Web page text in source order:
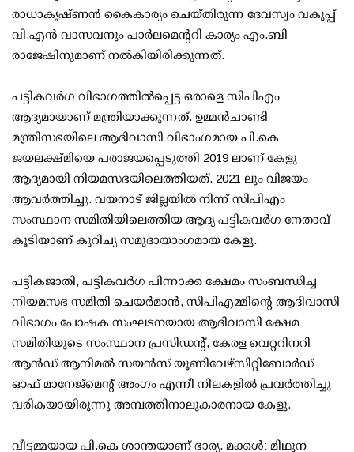
രാധാകൃഷ്ണന്‍ കൈകാര്യം ചെയ്തിരുന്ന ദേവസ്വം വകുപ്പ്
വി.എന്‍ വാസവനും പാര്‍ലമെന്ററി കാര്യം എം.ബി
രാജേഷിനുമാണ് നല്‍കിയിരിക്കുന്നത്.
പട്ടികവര്‍ഗ വിഭാഗത്തില്‍പ്പെട്ട ഒരാളെ സിപിഎം
ആദ്യമായാണ് മന്ത്രിയാക്കുന്നത്. ഉമ്മന്‍ചാണ്ടി
മന്ത്രിസഭയിലെ ആദിവാസി വിഭാംഗമായ പി.കെ
ജയലക്ഷ്മിയെ പരാജയപ്പെടുത്തി 2019 ലാണ് കേളു
ആദ്യമായി നിയമസഭയിലെത്തിയത്. 2021 ലും വിജയം
ആവര്‍ത്തിച്ചു. വയനാട് ജില്ലയില്‍ നിന്ന് സിപിഎം
സംസ്ഥാന സമിതിയിലെത്തിയ ആദ്യ പട്ടികവര്‍ഗ നേതാവ്
കൂടിയാണ് കുറിച്യ സമുദായാംഗമായ കേളു.
പട്ടികജാതി, പട്ടികവര്‍ഗ പിന്നാക്ക ക്ഷേമം സംബന്ധിച്ച
നിയമസഭ സമിതി ചെയര്‍മാന്‍, സിപിഎമ്മിന്റെ ആദിവാസി
വിഭാഗം പോഷക സംഘടനയായ ആദിവാസി ക്ഷേമ
സമിതിയുടെ സംസ്ഥാന പ്രസിഡന്റ്, കേരള വെറ്ററിനറി
ആന്‍ഡ് ആനിമല്‍ സയന്‍സ് യൂണിവേഴ്സിറ്റിബോര്‍ഡ്
ഓഫ് മാനേജ്മെന്റ് അംഗം എന്നീ നിലകളില്‍ പ്രവര്‍ത്തിച്ചു
വരികയായിരുന്നു അമ്പത്തിനാലുകാരനായ കേളു.
വീട്ടമ്മയായ പി.കെ ശാന്തയാണ് ഭാര്യ. മക്കള്‍: മിഥുന